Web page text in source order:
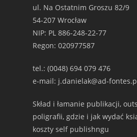
ul. Na Ostatnim Groszu 82/9
54-207 Wrocław
NIP: PL 886-248-22-77
Regon: 020977587
tel.: (0048) 694 079 476
e-mail: j.danielak@ad-
Skład i łamanie publikacji,
poligrafii, gdzie i jak wydać
koszty self publishngu